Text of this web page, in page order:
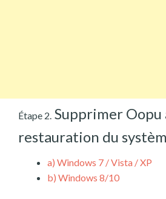
Étape 2. Supprimer Oopu
restauration du
a) Windows 7 / Vista / XP
b) Windows 8/10